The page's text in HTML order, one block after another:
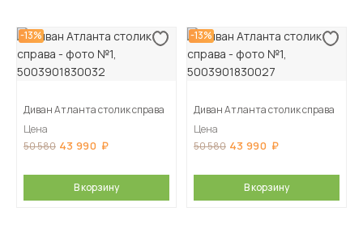
-13%
Диван Атланта столик справа
Цена
50 580 43 990
В корзину
-13%
Диван Атланта столик справа
Цена
50 580 43 990
В корзину